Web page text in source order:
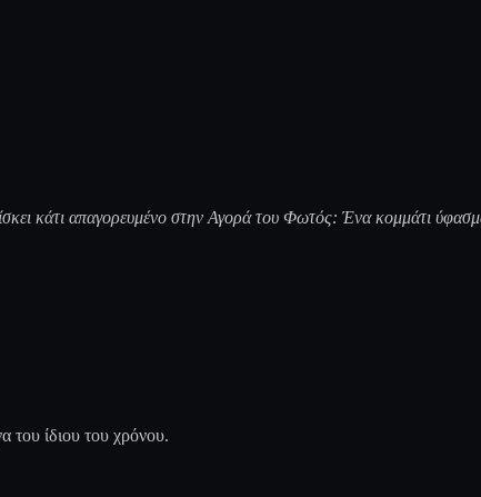
κάτι απαγορευμένο στην Αγορά του Φωτός: Ένα κομμάτι
ίδιου του χρόνου.